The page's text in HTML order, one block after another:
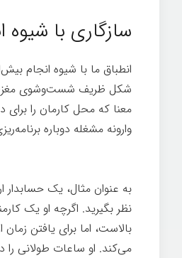
سازگاری با شیوه
انطباق ما با شیوه انجام
شکل ظریف شست‌وشوی مغزی
معنا که محل کارمان را
وارونه مشغله دوباره
به عنوان مثال، یک حسابدار
نظر بگیرید. اگرچه او یک
بالاست، اما برای یافتن زمان
می‌کند. او ساعات طولانی را